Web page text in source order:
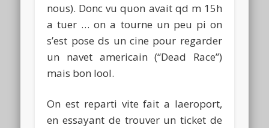
nous). Donc vu quon avait qd m 15h
a tuer … on a tourne un peu pi on
s’est pose ds un cine pour regarder
un navet americain (“Dead Race”)
mais bon lool.
On est reparti vite fait a laeroport,
en essayant de trouver un ticket de